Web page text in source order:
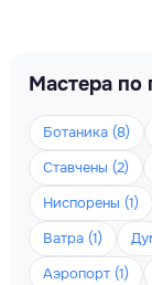
Мастера по
Ботаника (8)
Ставчены (2)
Ниспорены (1)
Ватра (1)
Аэропорт (1)